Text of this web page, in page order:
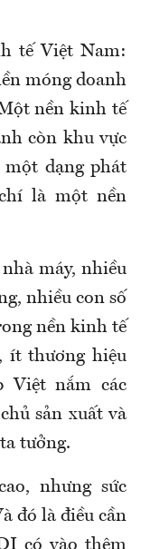
tế Việt Nam:
móng doanh
nền kinh tế
còn khu vực
dạng phát
là một nền
máy, nhiều
nhiều con số
nền kinh tế
ít thương hiệu
Việt nắm các
sản xuất và
tưởng.
nhưng sức
đó là điều cần
có vào thêm